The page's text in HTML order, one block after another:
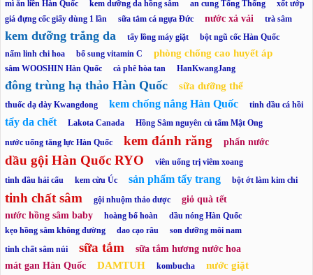
mì ăn liền Hàn Quốc
kem dưỡng da hồng sâm an cung Tổng Thống
xốt ướp
giá đựng cốc giấy dùng 1 lần
sữa tắm cá ngựa Đức nước xả vải trà sâm
kem dưỡng trắng da tẩy lồng máy giặt
bột ngũ cốc Hàn Quốc
nấm linh chi hoa
bổ sung vitamin C phòng chống cao huyết áp
sâm WOOSHIN Hàn Quốc cà phê hòa tan HanKwangJang
đông trùng hạ thảo Hàn Quốc sữa dưỡng thể
thuốc dạ dày Kwangdong kem chống nắng Hàn Quốc tinh dầu cá hồi
tẩy da chết Lakota Canada
Hồng Sâm nguyên củ tẩm Mật Ong
nước uống tăng lực Hàn Quốc
kem đánh răng phấn nước
dầu gội Hàn Quốc RYO
viên uống trị viêm xoang
tinh dầu hải cẩu
kem cừu Úc sản phẩm tẩy trang bột ớt làm kim chi
tinh chất sâm gội nhuộm thảo dược
giỏ quà tết
nước hồng sâm baby
hoàng bổ hoàn
dầu nóng Hàn Quốc
kẹo hồng sâm không đường
dao cạo râu
son dưỡng môi nam
tinh chất sâm núi
sữa tắm
sữa tắm hương nước hoa
mát gan Hàn Quốc
DAMTUH kombucha nước giặt